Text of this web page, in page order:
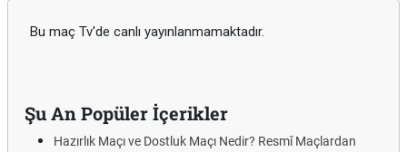
Bu maç Tv'de canlı yayınlanmamaktadır.
Şu An Popüler İçerikler
Hazırlık Maçı ve Dostluk Maçı Nedir? Resmî Maçlardan